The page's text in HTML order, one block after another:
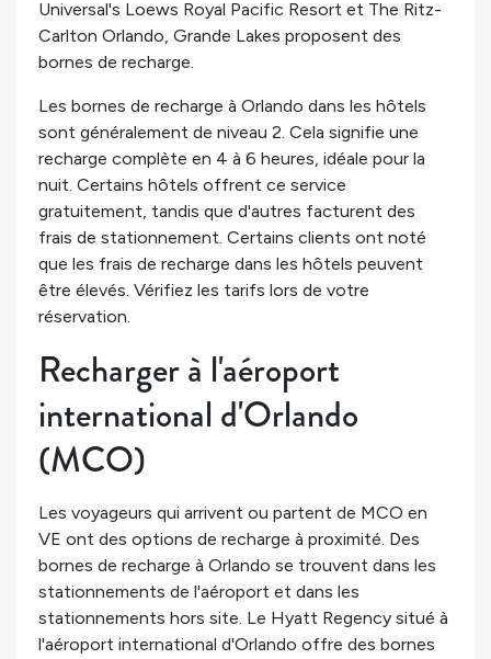
Universal's Loews Royal Pacific Resort et The Ritz-
Carlton Orlando, Grande Lakes proposent des
bornes de recharge.
Les bornes de recharge à Orlando dans les hôtels
sont généralement de niveau 2. Cela signifie une
recharge complète en 4 à 6 heures, idéale pour la
nuit. Certains hôtels offrent ce service
gratuitement, tandis que d'autres facturent des
frais de stationnement. Certains clients ont noté
que les frais de recharge dans les hôtels peuvent
être élevés. Vérifiez les tarifs lors de votre
réservation.
Recharger à l'aéroport
international d'Orlando
(MCO)
Les voyageurs qui arrivent ou partent de MCO en
VE ont des options de recharge à proximité. Des
bornes de recharge à Orlando se trouvent dans les
stationnements de l'aéroport et dans les
stationnements hors site. Le Hyatt Regency situé à
l'aéroport international d'Orlando offre des bornes